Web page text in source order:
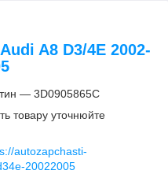
Audi A8 D3/4E 2002-
— 3D0905865C
товару уточнюйте
autozapchasti-
20022005